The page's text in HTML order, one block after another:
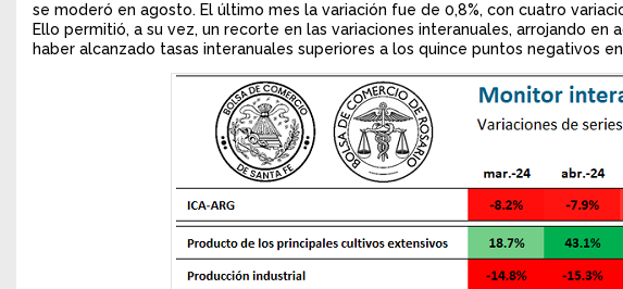
se moderó en agosto. El último mes la variación fue de 0,8%, con cuatro
Ello permitió, a su vez, un recorte en las variaciones interanuales, arrojando
haber alcanzado tasas interanuales superiores a los quince puntos negativos